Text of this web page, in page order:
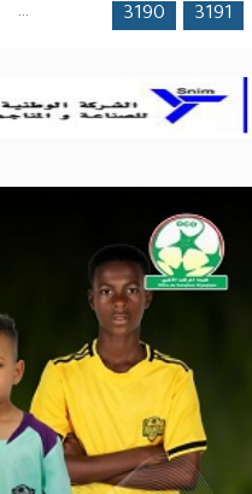
3190 3191
…